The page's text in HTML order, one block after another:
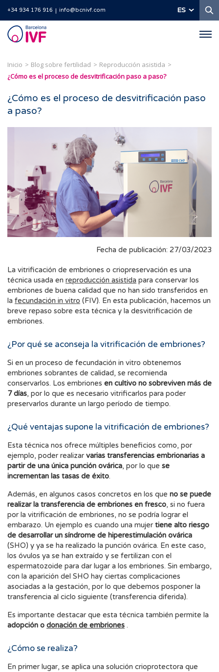
+34 934 176 916 info@bcnivf.com ES
Barcelona
IVF
Inicio Blog sobre fertilidad
Reproducción asistida
¿Cómo es el proceso de desvitrificación paso a paso?
¿Cómo es el proceso de desvitrificación paso
a paso?
Fecha de publicación: 27/03/2023
La vitrificación de embriones o criopreservación es una
técnica usada en reproducción asistida
embriones de buena calidad que no han sido transferidos en
la fecundación in vitro
breve repaso sobre esta técnica y la desvitrificación de
embriones.
¿Por qué se aconseja la vitrificación de embriones?
Si en un proceso de fecundación in vitro obtenemos
embriones sobrantes de calidad, se recomienda
conservarlos. Los embriones en cultivo no sobreviven más de
7 días, por lo que es necesario vitrificarlos para poder
preservarlos durante un largo período de tiempo.
¿Qué ventajas supone la vitrificación de embriones?
Esta técnica nos ofrece múltiples beneficios como, por
ejemplo, poder realizar varias transferencias embrionarias a
partir de una única punción ovárica, por lo que se
incrementan las tasas de éxito.
Además, en algunos casos concretos en los que no se puede
realizar la transferencia de embriones en fresco, si no fuera
por la vitrificación de embriones, no se podría lograr el
embarazo. Un ejemplo es cuando una mujer tiene alto riesgo
de desarrollar un síndrome de hiperestimulación ovárica
(SHO) y ya se ha realizado la punción ovárica. En este caso,
los óvulos ya se han extraído y se fertilizan con el
espermatozoide para dar lugar a los embriones. Sin embargo,
con la aparición del SHO hay ciertas complicaciones
asociadas a la gestación, por lo que debemos posponer la
transferencia al ciclo siguiente (transferencia diferida).
Es importante destacar que esta técnica también permite la
adopción o donación de embriones .
¿Cómo se realiza?
En primer lugar, se aplica una solución crioprotectora que